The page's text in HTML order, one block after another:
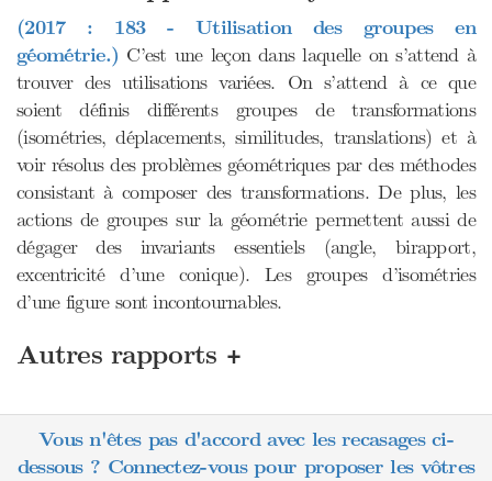
(2017 : 183 - Utilisation des groupes en
géométrie.) C’est une leçon dans laquelle on s’attend à
trouver des utilisations variées. On s’attend à ce que
soient définis différents groupes de transformations
(isométries, déplacements, similitudes, translations) et à
voir résolus des problèmes géométriques par des méthodes
consistant à composer des transformations. De plus, les
actions de groupes sur la géométrie permettent aussi de
dégager des invariants essentiels (angle, birapport,
excentricité d’une conique). Les groupes d’isométries
d’une figure sont incontournables.
Autres rapports +
Vous n'êtes pas d'accord avec les recasages ci-
dessous ? Connectez-vous pour proposer les vôtres